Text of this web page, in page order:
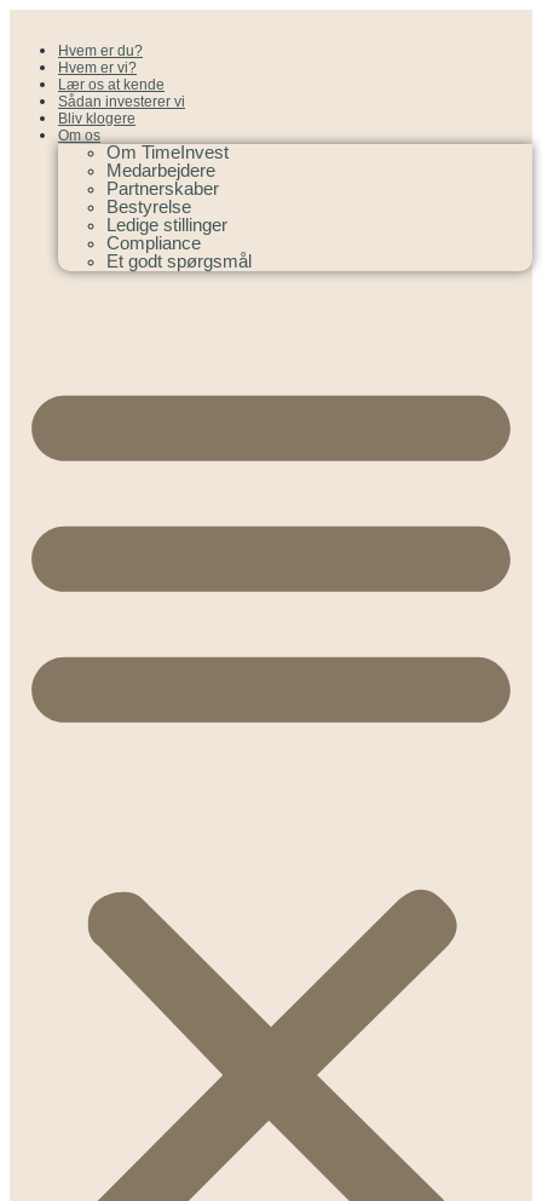
Hvem er du?
Hvem er vi?
Lær os at kende
Sådan investerer vi
Bliv klogere
Om os
Om TimeInvest
Medarbejdere
Partnerskaber
Bestyrelse
Ledige stillinger
Compliance
Et godt spørgsmål